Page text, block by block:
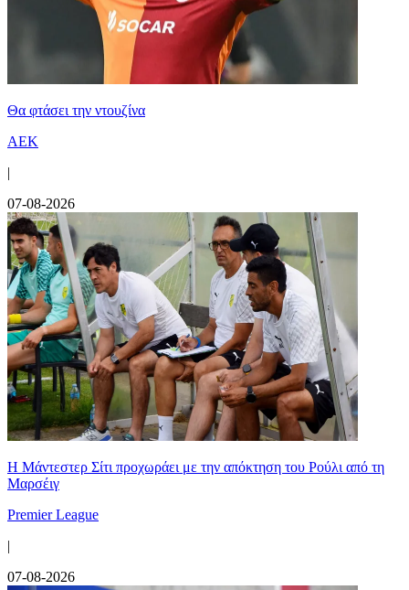
Θα φτάσει την ντουζίνα
ΑΕΚ
|
07-08-2026
Η Μάντεστερ Σίτι προχωράει με την απόκτηση του Ρούλι από τη
Μαρσέιγ
Premier League
|
07-08-2026